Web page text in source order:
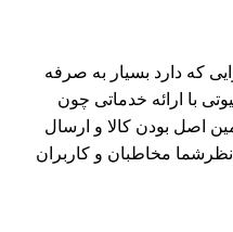
که دارد بسیار به صرفه
با ارائه خدماتی چون
اصل بودن کالا و ارسال
مخاطبان و کاربران